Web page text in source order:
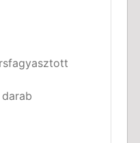
darab